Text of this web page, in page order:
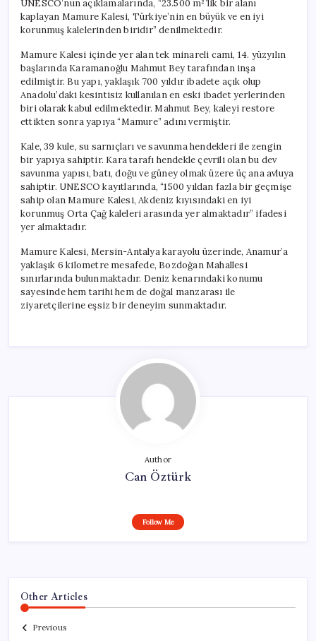
UNESCO’nun açıklamalarında, “23.500 m²’lik bir alanı
kaplayan Mamure Kalesi, Türkiye’nin en büyük ve en iyi
korunmuş kalelerinden biridir” denilmektedir.
Mamure Kalesi içinde yer alan tek minareli cami, 14. yüzyılın
başlarında Karamanoğlu Mahmut Bey tarafından inşa
edilmiştir. Bu yapı, yaklaşık 700 yıldır ibadete açık olup
Anadolu’daki kesintisiz kullanılan en eski ibadet yerlerinden
biri olarak kabul edilmektedir. Mahmut Bey, kaleyi restore
ettikten sonra yapıya “Mamure” adını vermiştir.
Kale, 39 kule, su sarnıçları ve savunma hendekleri ile zengin
bir yapıya sahiptir. Kara tarafı hendekle çevrili olan bu dev
savunma yapısı, batı, doğu ve güney olmak üzere üç ana avluya
sahiptir. UNESCO kayıtlarında, “1500 yıldan fazla bir geçmişe
sahip olan Mamure Kalesi, Akdeniz kıyısındaki en iyi
korunmuş Orta Çağ kaleleri arasında yer almaktadır” ifadesi
yer almaktadır.
Mamure Kalesi, Mersin-Antalya karayolu üzerinde, Anamur’a
yaklaşık 6 kilometre mesafede, Bozdoğan Mahallesi
sınırlarında bulunmaktadır. Deniz kenarındaki konumu
sayesinde hem tarihi hem de doğal manzarası ile
ziyaretçilerine eşsiz bir deneyim sunmaktadır.
Author
Can Öztürk
Follow Me
Other Articles
Previous